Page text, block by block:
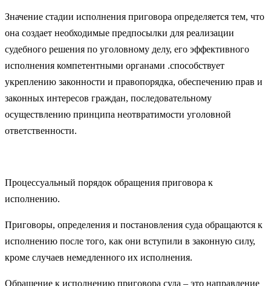
Значение стадии исполнения приговора определяется тем, что
она создает необходимые предпосылки для реализации
судебного решения по уголовному делу, его эффективного
исполнения компетентными органами .способствует
укреплению законности и правопорядка, обеспечению прав и
законных интересов граждан, последовательному
осуществлению принципа неотвратимости уголовной
ответственности.
Процессуальный порядок обращения приговора к
исполнению.
Приговоры, определения и постановления суда обращаются к
исполнению после того, как они вступили в законную силу,
кроме случаев немедленного их исполнения.
Обращение к исполнению приговора суда – это направление